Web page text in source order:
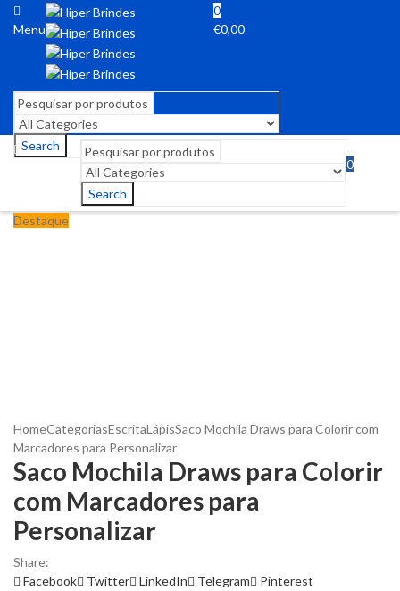
Menu
0
€0,00
Search
Search
0
Destaque
HomeCategoriasEscritaLápisSaco Mochila Draws para Colorir com
Marcadores para Personalizar
Saco Mochila Draws para Colorir
com Marcadores para
Personalizar
Share:
Facebook
Twitter LinkedIn Telegram
Pinterest